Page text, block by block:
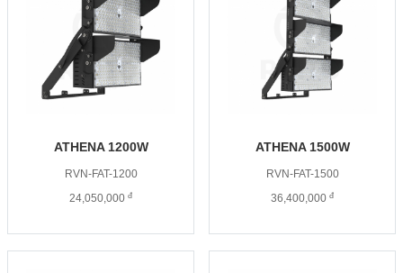
ATHENA 1200W
RVN-FAT-1200
24,050,000 đ
ATHENA 1500W
RVN-FAT-1500
36,400,000 đ